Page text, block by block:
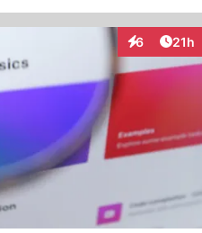
6
Interaktionen
21h